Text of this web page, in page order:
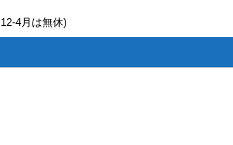
4月は無休)